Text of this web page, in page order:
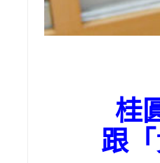
桂
跟